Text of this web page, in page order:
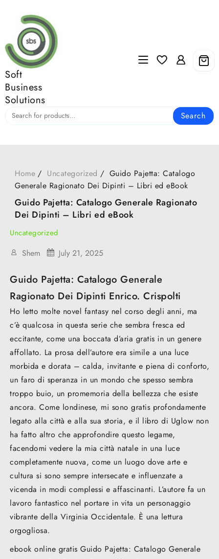
content
Soft
Business
Solutions
Search
Home Uncategorized
Guido Pajetta: Catalogo
Generale Ragionato Dei Dipinti – Libri ed eBook
Guido Pajetta: Catalogo Generale Ragionato
Dei Dipinti – Libri ed eBook
Uncategorized
Shem July 21, 2025
Guido Pajetta: Catalogo Generale
Ragionato Dei Dipinti Enrico. Crispolti
Ho letto molte novel fantasy nel corso degli anni, ma
c’è qualcosa in questa serie che sembra fresca ed
eccitante, come una boccata d’aria gratis in un genere
affollato. La prosa dell’autore era simile a una luce
morbida e dorata – calda, invitante e piena di conforto,
un faro di speranza in un mondo che spesso sembra
troppo buio, un promemoria della bellezza che esiste
ancora. Come londinese, mi sono gratis profondamente
legato alla città e alla sua storia, e il libro di Uglow non
ha fatto altro che approfondire questo legame,
facendomi vedere la mia città natale in una luce
completamente nuova, come un luogo dove arte e
cultura si sono sempre intersecate e influenzate a
vicenda in modi complessi e affascinanti. L’autore fa un
lavoro fantastico nel portare in vita un personaggio
vibrante della Virginia Occidentale. È una lettura
orgogliosa.
ebook online gratis Guido Pajetta: Catalogo Generale